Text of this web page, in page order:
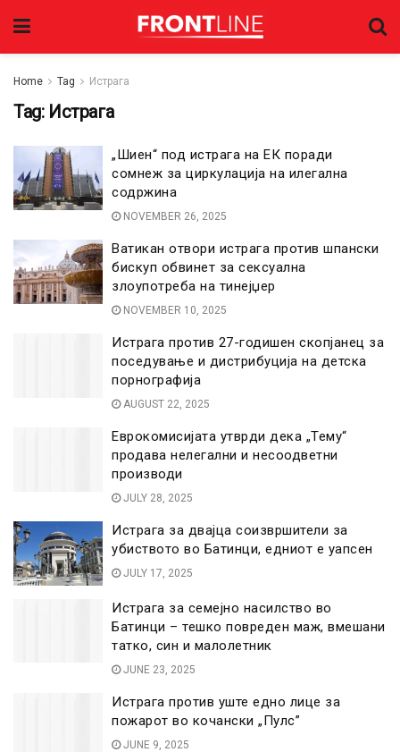
Home Tag Истрага
Tag: Истрага
„Шиен“ под истрага на ЕК поради
сомнеж за циркулација на илегална
содржина
NOVEMBER 26, 2025
Ватикан отвори истрага против шпански
бискуп обвинет за сексуална
злоупотреба на тинејџер
NOVEMBER 10, 2025
Истрага против 27-годишен скопјанец за
поседување и дистрибуција на детска
порнографија
AUGUST 22, 2025
Еврокомисијата утврди дека „Тему“
продава нелегални и несоодветни
производи
JULY 28, 2025
Истрага за двајца соизвршители за
убиството во Батинци, едниот е уапсен
JULY 17, 2025
Истрага за семејно насилство во
Батинци – тешко повреден маж, вмешани
татко, син и малолетник
JUNE 23, 2025
Истрага против уште едно лице за
пожарот во кочански „Пулс”
JUNE 9, 2025